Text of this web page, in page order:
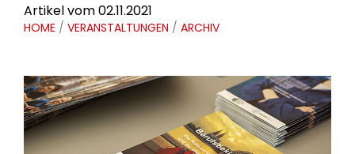
Artikel vom 02.11.2021
HOME / VERANSTALTUNGEN / ARCHIV